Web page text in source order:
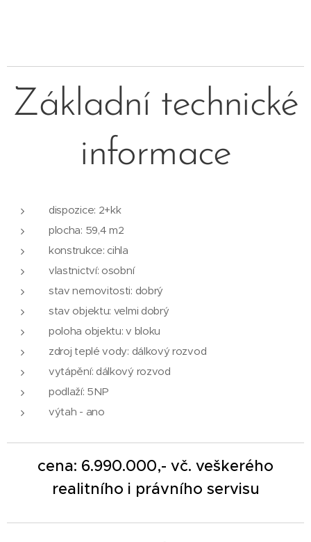
Základní technické
informace
dispozice: 2+kk
plocha: 59,4 m2
konstrukce: cihla
vlastnictví: osobní
stav nemovitosti: dobrý
stav objektu: velmi dobrý
poloha objektu: v bloku
zdroj teplé vody: dálkový rozvod
vytápění: dálkový rozvod
podlaží: 5NP
výtah - ano
cena: 6.990.000,- vč. veškerého
realitního i právního servisu